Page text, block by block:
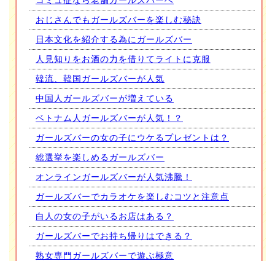
おじさんでもガールズバーを楽しむ秘訣
日本文化を紹介する為にガールズバー
人見知りをお酒の力を借りてライトに克服
韓流、韓国ガールズバーが人気
中国人ガールズバーが増えている
ベトナム人ガールズバーが人気！？
ガールズバーの女の子にウケるプレゼントは？
総選挙を楽しめるガールズバー
オンラインガールズバーが人気沸騰！
ガールズバーでカラオケを楽しむコツと注意点
白人の女の子がいるお店はある？
ガールズバーでお持ち帰りはできる？
熟女専門ガールズバーで遊ぶ極意